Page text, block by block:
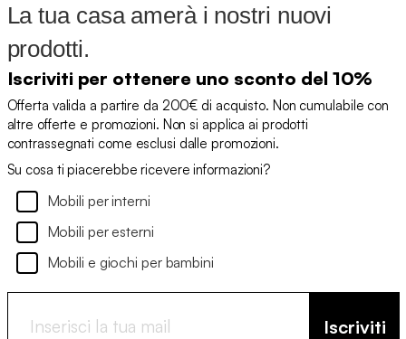
La tua casa amerà i nostri nuovi
prodotti.
Iscriviti per ottenere uno sconto del 10%
Offerta valida a partire da 200€ di acquisto. Non cumulabile con
altre offerte e promozioni. Non si applica ai prodotti
contrassegnati come esclusi dalle promozioni.
Su cosa ti piacerebbe ricevere informazioni?
Mobili per interni
Mobili per esterni
Mobili e giochi per bambini
Iscriviti